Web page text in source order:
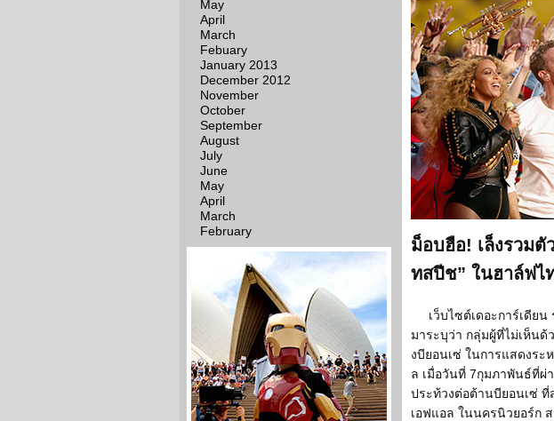
May
April
March
Febuary
January 2013
December 2012
November
October
September
August
July
June
May
April
March
February
ม็อบฮือ! เล็งรวมตั
ทสปีช” ในฮาล์ฟไ
เว็บไซต์เดอะการ์เดีย
มาระบุว่า กลุ่มผู้ที่ไม่เห็น
งบียอนเซ่ ในการแสดงระ
ล เมื่อวันที่ 7กุมภาพันธ์ที่ผ่
ประท้วงต่อต้านบียอนเซ่
เอฟแอล ในนครนิวยอร์ก